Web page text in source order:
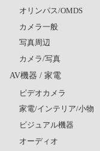
オリンパス/OMDS
カメラ一般
写真周辺
カメラ/写真
AV機器 / 家電
ビデオカメラ
家電/インテリア/小物
ビジュアル機器
オーディオ